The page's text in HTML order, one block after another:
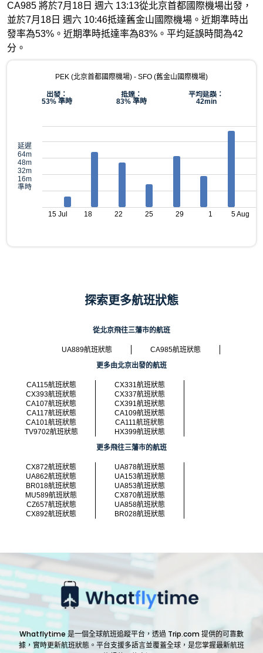
CA985 將於7月18日 週六 13:13從北京首都國際機場出發，
並於7月18日 週六 10:46抵達舊金山國際機場。近期準時出
發率為53%。近期準時抵達率為83%。平均延誤時間為42
分。
PEK (北京首都國際機場) - SFO (舊金山國際機場)
出發：
53% 準時
抵達：
83% 準時
平均延誤：
42min
延遲
64m
48m
32m
16m
準時
15 Jul 18 22 25 29 1 5 Aug
探索更多航班狀態
從北京飛往三藩市的航班
UA889航班狀態
CA985航班狀態
更多由北京出發的航班
CA115航班狀態
CX331航班狀態
CX393航班狀態
CX337航班狀態
CA107航班狀態
CX391航班狀態
CA117航班狀態
CA109航班狀態
CA101航班狀態
CA111航班狀態
TV9702航班狀態
HX399航班狀態
更多飛往三藩市的航班
CX872航班狀態
UA878航班狀態
UA862航班狀態
UA153航班狀態
BR018航班狀態
UA853航班狀態
MU589航班狀態
CX870航班狀態
CZ657航班狀態
UA858航班狀態
CX892航班狀態
BR028航班狀態
Whatflytime 是一個全球航班追蹤平台，透過 Trip.com 提供的可靠數
據，實時更新航班狀態。平台支援多語言並覆蓋全球，是您掌握最新航班